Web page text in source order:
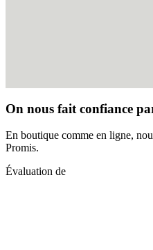
On nous fait confiance
En boutique comme en ligne,
Promis.
Évaluation de